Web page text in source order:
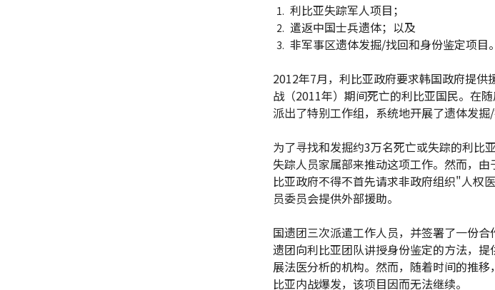
利比亚失踪军人项目；
遣返中国士兵遗体；以及
非军事区遗体发掘/找回和身份鉴定项目。
2012年7月，利比亚政府要求韩国政府提
战（2011年）期间死亡的利比亚国民。在
派出了特别工作组，系统地开展了遗体发掘/
为了寻找和发掘约3万名死亡或失踪的利比
失踪人员家属部来推动这项工作。然而，
比亚政府不得不首先请求非政府组织"人权
员委员会提供外部援助。
国遗团三次派遣工作人员，并签署了一份
遗团向利比亚团队讲授身份鉴定的方法，
展法医分析的机构。然而，随着时间的推
比亚内战爆发，该项目因而无法继续。